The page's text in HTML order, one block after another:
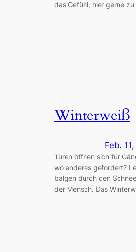
das Gefühl, hier gerne zu
Winterweiß
Feb.
Türen öffnen sich für
wo anderes gefordert?
balgen durch den
der Mensch. Das